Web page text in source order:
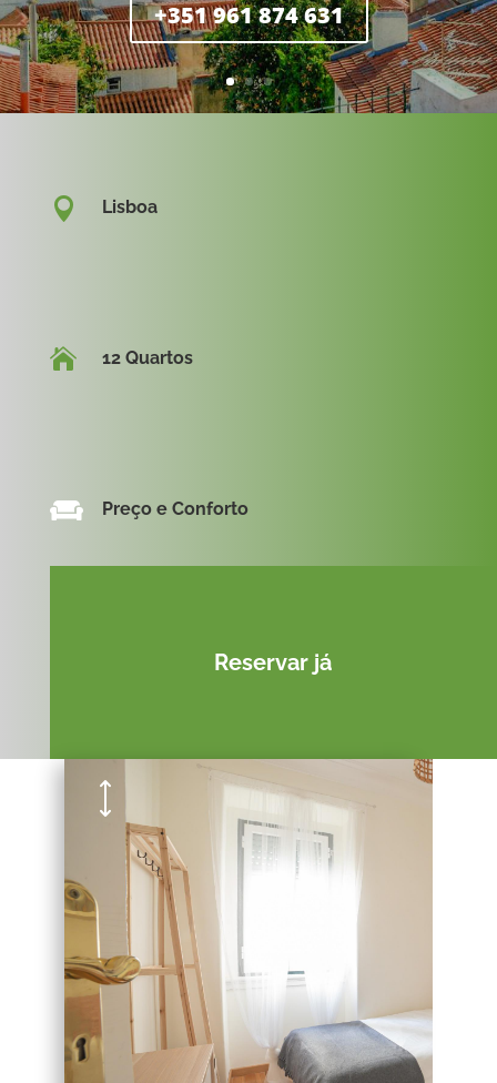
+351 961 874 631
 Lisboa
 12 Quartos
 Preço e Conforto
Reservar já
) Quartos da Alameda
6 Quartos